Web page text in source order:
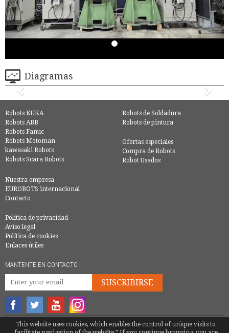
Diagramas
Robots KUKA
Robots ABB
Robots Fanuc
Robots Motoman
kawasaki Robots
Robots Scara Robots
Robots de Soldadura
Robots de pintura
Ofertas especiales
Compra de Robots
Robot Usados
Nuestra empresa
EUROBOTS internacional
Contacto
Política de privacidad
Aviso legal
Política de cookies
Enlaces útiles
MANTENTE EN CONTACTO
SUSCRIBIRSE
© COPYRIGHT 2016 - EUROBOTS | TODOS LOS DERECHOS RESERVADOS
This website uses cookies, which enables the control of unique visits to